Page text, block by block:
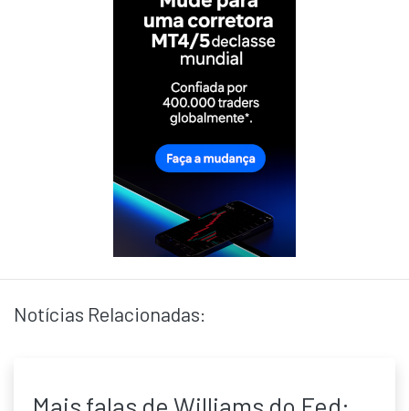
Notícias Relacionadas: